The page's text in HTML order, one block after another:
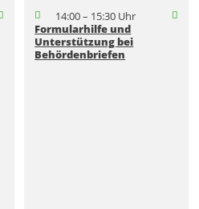
14:00 – 15:30 Uhr
Formularhilfe und
Unterstützung bei
Behördenbriefen